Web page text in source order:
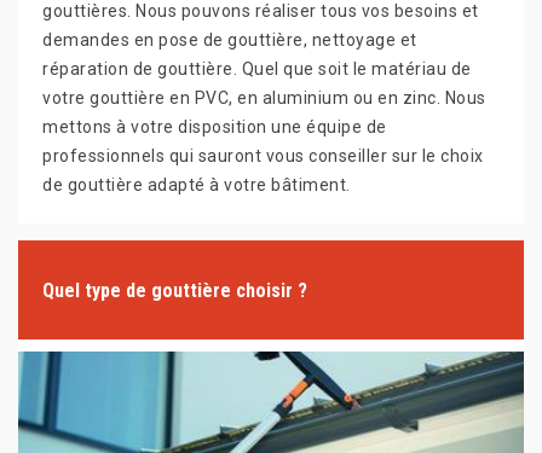
gouttières. Nous pouvons réaliser tous vos besoins et
demandes en pose de gouttière, nettoyage et
réparation de gouttière. Quel que soit le matériau de
votre gouttière en PVC, en aluminium ou en zinc. Nous
mettons à votre disposition une équipe de
professionnels qui sauront vous conseiller sur le choix
de gouttière adapté à votre bâtiment.
Quel type de gouttière choisir ?